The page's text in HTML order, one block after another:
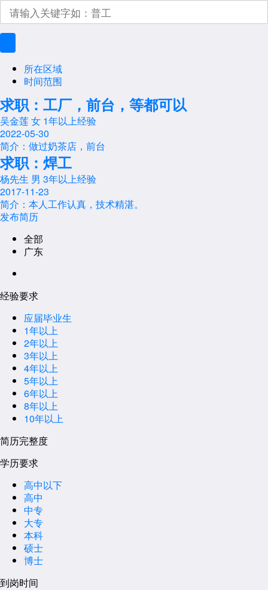
所在区域
时间范围
求职：工厂，前台，等都可以
吴金莲女 1年以上经验
2022-05-30
简介：做过奶茶店，前台
求职：焊工
杨先生 男 3年以上经验
2017-11-23
简介：本人工作认真，技术精湛。
发布简历
全部
广东
经验要求
应届毕业生
1年以上
2年以上
3年以上
4年以上
5年以上
6年以上
8年以上
10年以上
简历完整度
学历要求
高中以下
高中
中专
大专
本科
硕士
博士
到岗时间